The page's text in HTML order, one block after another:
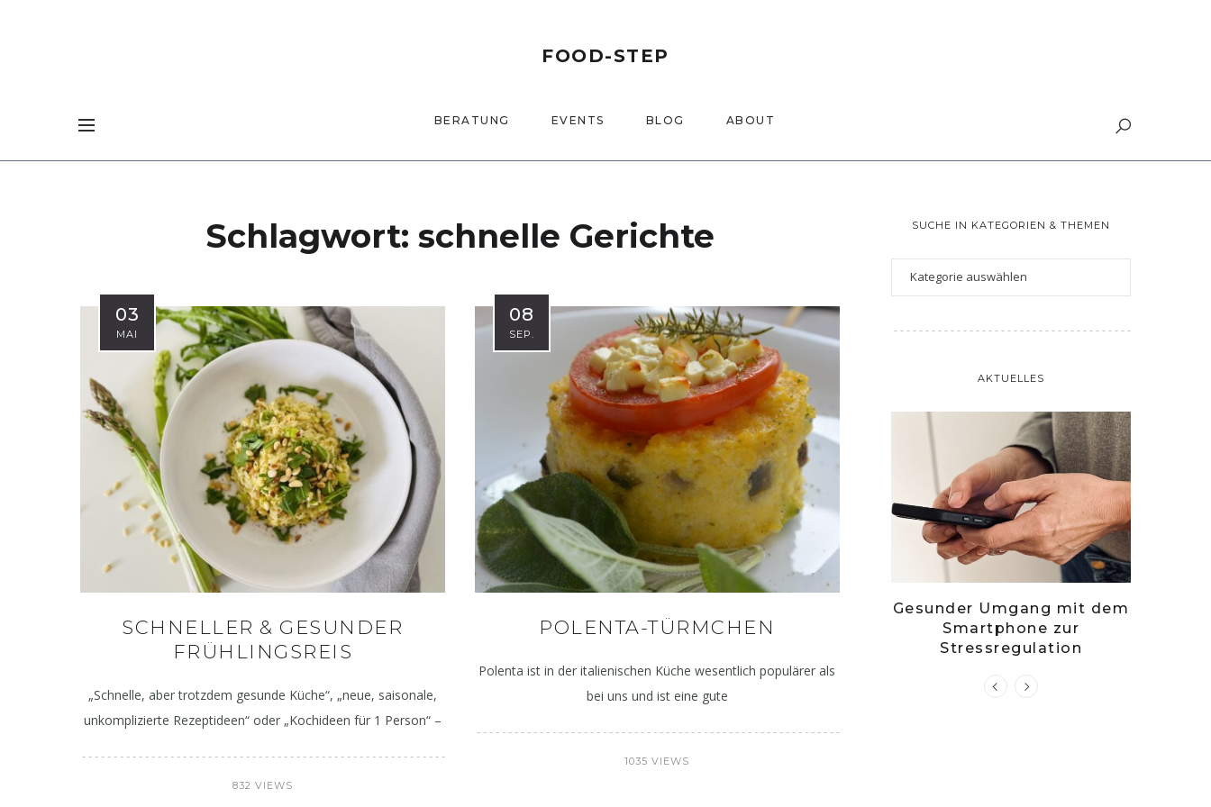
FOOD-STEP
BERATUNG EVENTS BLOG ABOUT
Schlagwort: schnelle Gerichte
03
MAI
SCHNELLER & GESUNDER
FRÜHLINGSREIS
„Schnelle, aber trotzdem gesunde Küche“, „neue, saisonale,
unkomplizierte Rezeptideen“ oder „Kochideen für 1 Person“ –
832 VIEWS
08
SEP.
POLENTA-TÜRMCHEN
Polenta ist in der italienischen Küche wesentlich populärer als
bei uns und ist eine gute
1035 VIEWS
SUCHE IN KATEGORIEN & THEMEN
AKTUELLES
Kürbis-Käse-Spätzle
Entzündung?
Gesunder Umgang mit dem
Smartphone zur
Stressregulation